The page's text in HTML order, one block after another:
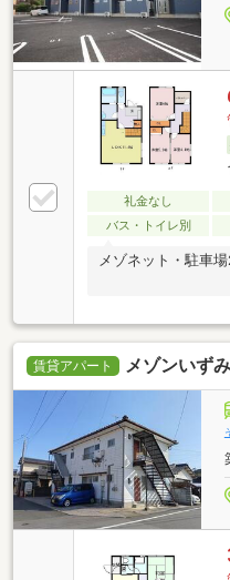
礼金なし
バス・トイレ別
メゾネット・駐車
賃貸アパート メゾンいずみ